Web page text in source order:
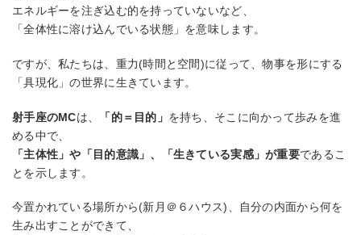
エネルギーを注ぎ込む的を持っていないなど、
「全体性に溶け込んでいる状態」を意味します。
ですが、私たちは、重力(時間と空間)に従って、物事を形にする
「具現化」の世界に生きています。
射手座のMCは、 「的＝目的」 を持ち、そこに向かって歩みを進
める中で、
「主体性」や「目的意識」、「生きている実感」が重要であるこ
とを示します。
今置かれている場所から(新月＠６ハウス)、自分の内面から何を
生み出すことができて、